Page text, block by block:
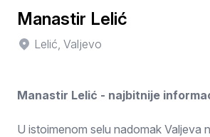
Manastir Lelić
Lelić, Valjevo
Manastir Lelić - najbitnije
U istoimenom selu nadomak Valjeva